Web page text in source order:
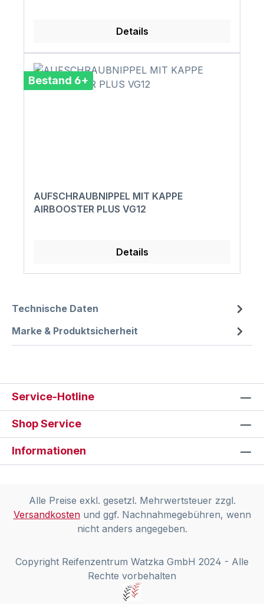
Details
Bestand 6+
AUFSCHRAUBNIPPEL MIT KAPPE
AIRBOOSTER PLUS VG12
Details
Technische Daten
Marke & Produktsicherheit
Service-Hotline
Shop Service
Informationen
Alle Preise exkl. gesetzl. Mehrwertsteuer zzgl.
Versandkostenund ggf. Nachnahmegebühren, wenn
nicht anders angegeben.
Copyright Reifenzentrum Watzka GmbH 2024 - Alle
Rechte vorbehalten